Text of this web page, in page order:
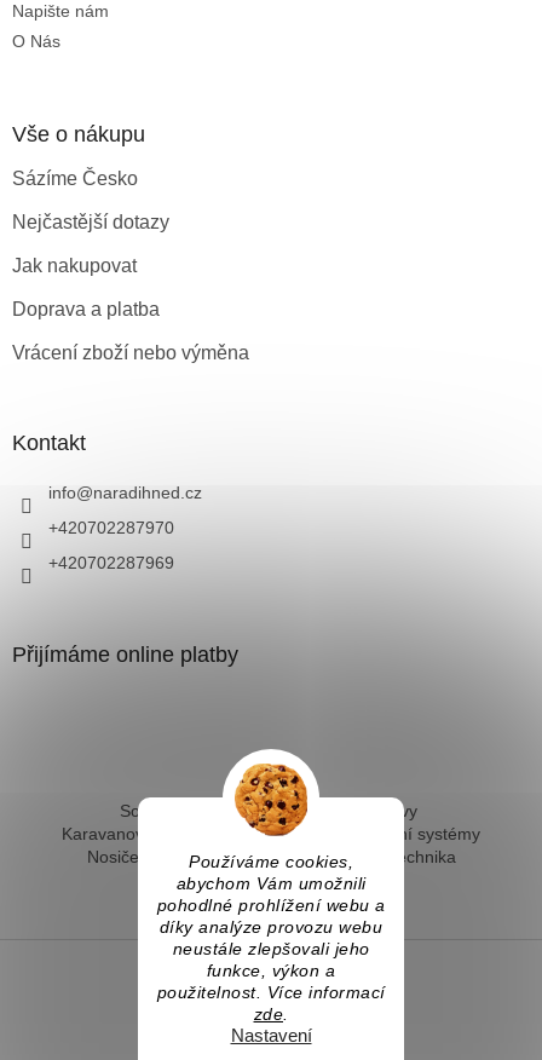
Používáme cookies,
abychom Vám umožnili
pohodlné prohlížení webu a
díky analýze provozu webu
neustále zlepšovali jeho
funkce, výkon a
použitelnost. Více informací
zde.
Nastavení
Napište nám
O Nás
Vše o nákupu
Sázíme Česko
Nejčastější dotazy
Jak nakupovat
Doprava a platba
Vrácení zboží nebo výměna
Kontakt
info@naradihned.cz
+420702287970
+420702287969
Přijímáme online platby
Solární ohřev vody - kompletní sestavy
Karavanové solární systémy
Ostrovní solární systémy
Nosiče kol na tažné
Hevery a dílenská technika
Fotovoltaický ohřev vody
Vytvořil Shoptet